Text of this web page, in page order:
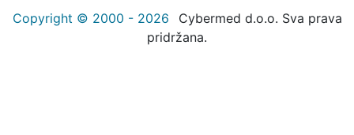
Copyright © 2000 - 2026
Cybermed d.o.o. Sva prava
pridržana.